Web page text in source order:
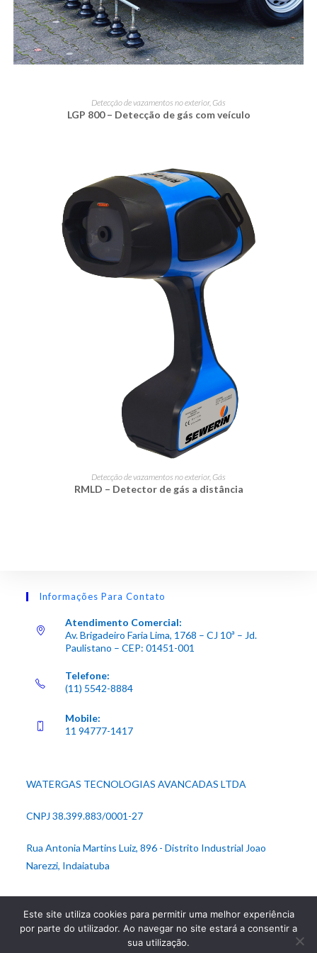
LER MAIS
Detecção de vazamentos no exterior, Gás
LGP 800 – Detecção de gás com veículo
LER MAIS
Detecção de vazamentos no exterior, Gás
RMLD – Detector de gás a distância
Informações Para Contato
Atendimento Comercial:
Av. Brigadeiro Faria Lima, 1768 – CJ 10ª – Jd.
Paulistano – CEP: 01451-001
Telefone:
(11) 5542-8884
Mobile:
11 94777-1417
WATERGAS TECNOLOGIAS AVANCADAS LTDA
CNPJ 38.399.883/0001-27
Rua Antonia Martins Luiz, 896 - Distrito Industrial Joao
Narezzi, Indaiatuba
Política de Privacidade
Este site utiliza cookies para permitir uma melhor experiência
por parte do utilizador. Ao navegar no site estará a consentir a
sua utilização.